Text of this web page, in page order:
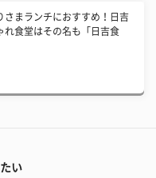
さまランチにおすすめ！日吉
れ食堂はその名も「日吉食
い